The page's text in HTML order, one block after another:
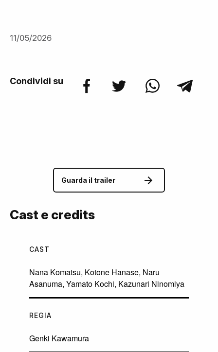
11/05/2026
Condividi su
Guarda il trailer
Cast e credits
CAST
Nana Komatsu, Kotone Hanase, Naru
Asanuma, Yamato Kochi, Kazunari Ninomiya
REGIA
Genki Kawamura